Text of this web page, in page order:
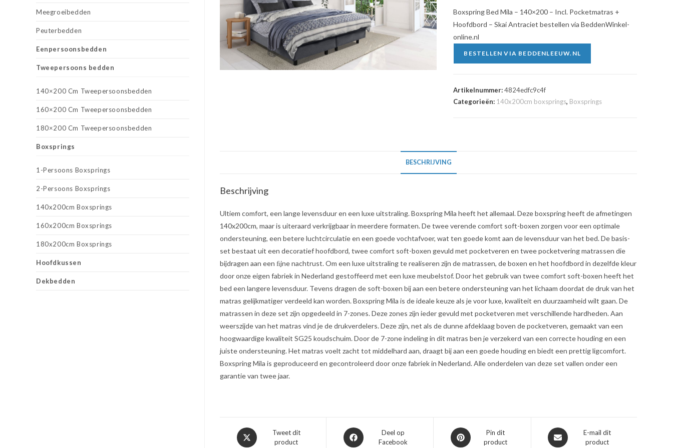
Boxspring Bed Mila – 140×200 – Incl. Pocketmatras +
Hoofdbord – Skai Antraciet bestellen via BeddenWinkel-
online.nl
BESTELLEN VIA BEDDENLEEUW.NL
Artikelnummer:4824edfc9c4f
Categorieën: 140x200cm boxsprings, Boxsprings
BESCHRIJVING
Beschrijving
Ultiem comfort, een lange levensduur en een luxe uitstraling. Boxspring Mila heeft het allemaal. Deze boxspring heeft de afmetingen
140x200cm, maar is uiteraard verkrijgbaar in meerdere formaten. De twee verende comfort soft-boxen zorgen voor een optimale
ondersteuning, een betere luchtcirculatie en een goede vochtafvoer, wat ten goede komt aan de levensduur van het bed. De basis-
set bestaat uit een decoratief hoofdbord, twee comfort soft-boxen gevuld met pocketveren en twee pocketvering matrassen die
bijdragen aan een ﬁjne nachtrust. Om een luxe uitstraling te realiseren zijn de matrassen, de boxen en het hoofdbord in dezelfde kleur
door onze eigen fabriek in Nederland gestoffeerd met een luxe meubelstof. Door het gebruik van twee comfort soft-boxen heeft het
bed een langere levensduur. Tevens dragen de soft-boxen bij aan een betere ondersteuning van het lichaam doordat de druk van het
matras gelijkmatiger verdeeld kan worden. Boxspring Mila is de ideale keuze als je voor luxe, kwaliteit en duurzaamheid wilt gaan. De
matrassen in deze set zijn opgedeeld in 7-zones. Deze zones zijn ieder gevuld met pocketveren met verschillende hardheden. Aan
weerszijde van het matras vind je de drukverdelers. Deze zijn, net als de dunne afdeklaag boven de pocketveren, gemaakt van een
hoogwaardige kwaliteit SG25 koudschuim. Door de 7-zone indeling in dit matras ben je verzekerd van een correcte houding en een
juiste ondersteuning. Het matras voelt zacht tot middelhard aan, draagt bij aan een goede houding en biedt een prettig ligcomfort.
Boxspring Mila is geproduceerd en gecontroleerd door onze fabriek in Nederland. Alle onderdelen van deze set vallen onder een
garantie van twee jaar.
Opent
in
Tweet dit
product
Opent
in
Deel op
Facebook
Opent
in
Pin dit
product
Opent
in
E-mail dit
product
Meegroeibedden
Peuterbedden
Eenpersoonsbedden
Tweepersoons bedden
140×200 Cm Tweepersoonsbedden
160×200 Cm Tweepersoonsbedden
180×200 Cm Tweepersoonsbedden
Boxsprings
1-Persoons Boxsprings
2-Persoons Boxsprings
140x200cm Boxsprings
160x200cm Boxsprings
180x200cm Boxsprings
Hoofdkussen
Dekbedden